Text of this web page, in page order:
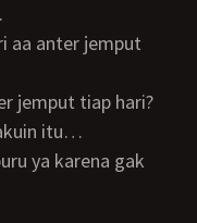
itu…
ya karena gak